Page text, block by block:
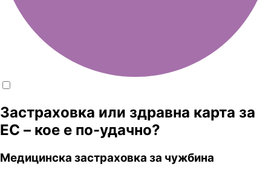
Застраховка или здравна карта за
ЕС – кое е по-удачно?
Медицинска застраховка за чужбина